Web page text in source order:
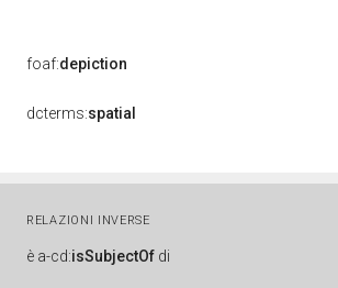
foaf:depiction
dcterms:spatial
RELAZIONI INVERSE
è a-cd:isSubjectOf di